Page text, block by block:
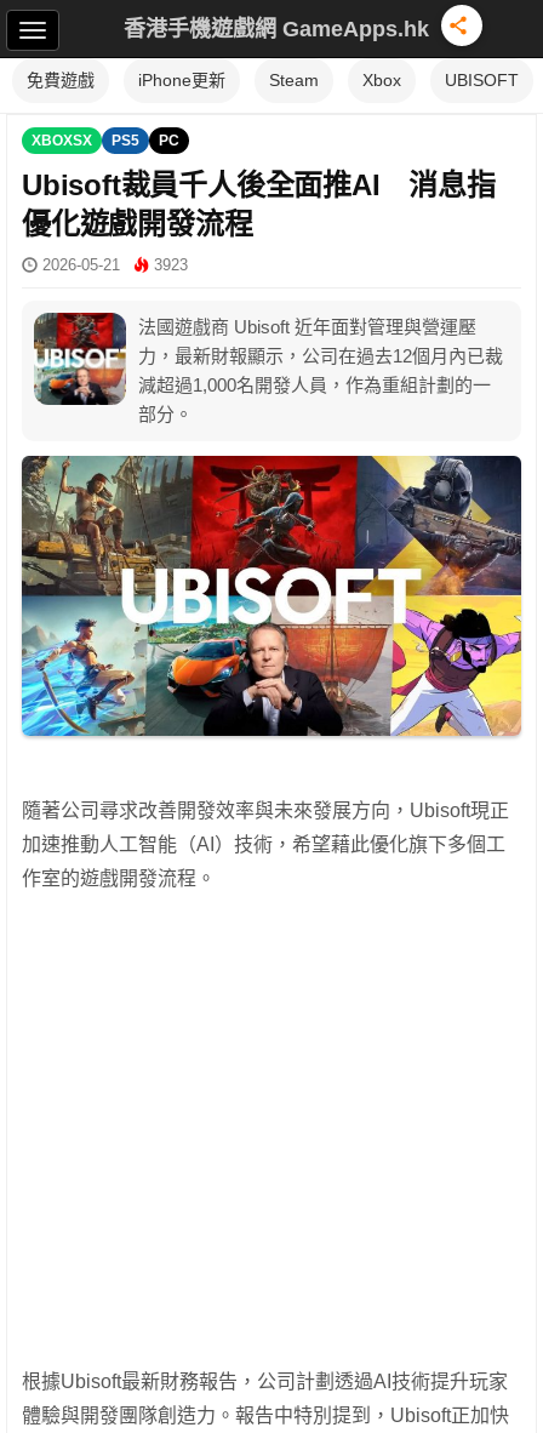
香港手機遊戲網 GameApps.hk
免費遊戲 iPhone更新 Steam Xbox UBISOFT
XBOXSX PS5 PC
Ubisoft裁員千人後全面推AI 消息指
優化遊戲開發流程
2026-05-21 3923
法國遊戲商 Ubisoft 近年面對管理與營運壓
力，最新財報顯示，公司在過去12個月內已裁
減超過1,000名開發人員，作為重組計劃的一
部分。
隨著公司尋求改善開發效率與未來發展方向，Ubisoft現正
加速推動人工智能（AI）技術，希望藉此優化旗下多個工
作室的遊戲開發流程。
根據Ubisoft最新財務報告，公司計劃透過AI技術提升玩家
體驗與開發團隊創造力。報告中特別提到，Ubisoft正加快